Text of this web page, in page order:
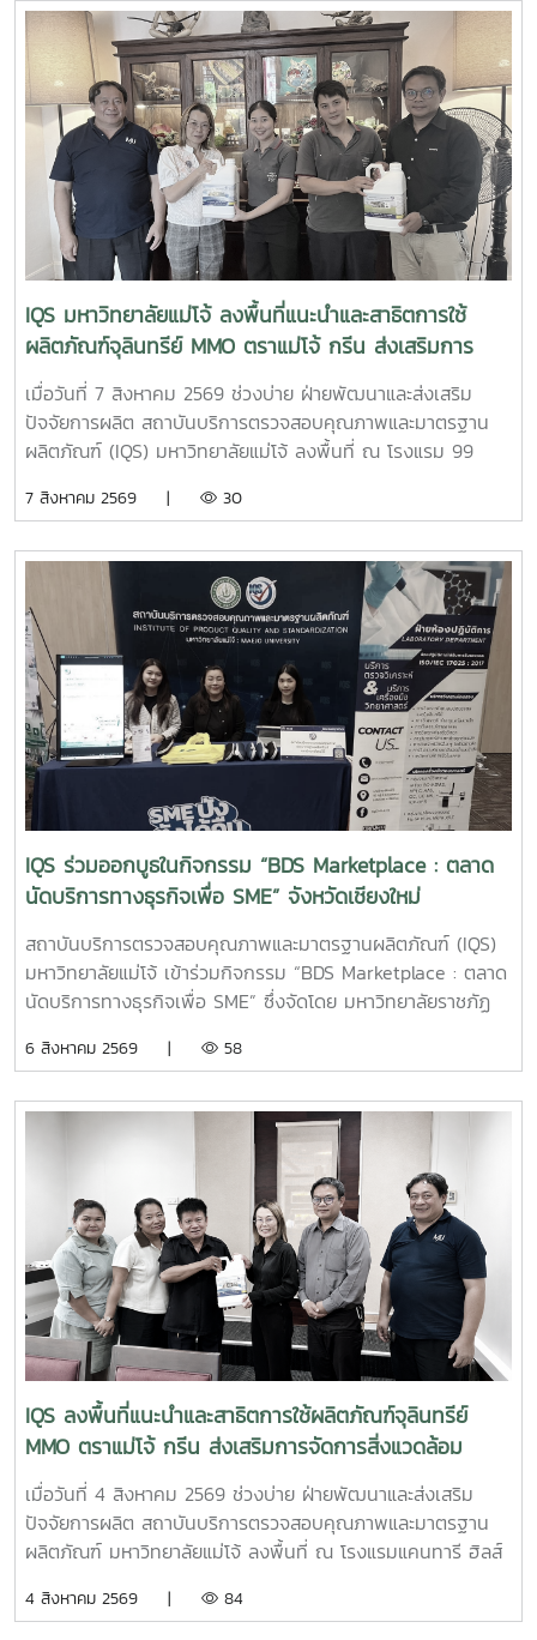
กล้องจุลทรรศน์อิเล็กตรอนแบบส่องกราด (Scanning Electron
Microscope: SEM) ณ ห้องปฏิบัติการของสถาบันฯการเข้า
ศึกษาเรียนรู้ครั้งนี้เป็นส่วนหนึ่งของการเรียนการสอน รายวิชา
10307319 ปฏิบัติการการวิเคราะห์ลักษณะเฉพาะของวัสดุ โดยมี
ผู้ช่วยศาสตราจารย์ ดร.สุภาพ ดาวทอง เป็นอาจารย์ผู้ประสาน
งานรายวิชา พร้อมนำนักศึกษาจำนวน 18 คน เข้าร่วมกิจกรรมผู้
เข้าร่วมได้เรียนรู้หลักการทำงานของเครื่อง SEM พร้อมรับฟังคำ
แนะนำและการสาธิต ตั้งแต่ การเตรียมตัวอย่าง ขั้นตอนการ
ทำงาน การใช้เครื่องมือ ตลอดจนการวิเคราะห์ภาพและผลจาก
เครื่อง SEM เพื่อเสริมสร้างความรู้และประสบการณ์ด้านการ
วิเคราะห์ลักษณะเฉพาะของวัสดุ และให้นักศึกษาสามารถนำความรู้
จากการปฏิบัติจริงไปประยุกต์ใช้ในการเรียนและการวิจัยด้าน
นวัตกรรมวัสดุต่อไป
IQS มหาวิทยาลัยแม่โจ้ ลงพื้นที่แนะนำและสาธิตการใช้
ผลิตภัณฑ์จุลินทรีย์ MMO ตราแม่โจ้ กรีน ส่งเสริมการ
จัดการสิ่งแวดล้อมสำหรับธุรกิจโรงแรม
เมื่อวันที่ 7 สิงหาคม 2569 ช่วงบ่าย ฝ่ายพัฒนาและส่งเสริม
ปัจจัยการผลิต สถาบันบริการตรวจสอบคุณภาพและมาตรฐาน
ผลิตภัณฑ์ (IQS) มหาวิทยาลัยแม่โจ้ ลงพื้นที่ ณ โรงแรม 99
ผลิตภัณฑ์ และสาธิตแนวทางการใช้ ผลิตภัณฑ์จุลินทรีย์ MMO
และดูแลพื้นที่ต่าง ๆ ภายในสถานประกอบการ เพื่อเพิ่ม
ประสิทธิภาพในการจัดการด้านสุขอนามัย ลดกลิ่นไม่พึงประสงค์
และสนับสนุนการดำเนินธุรกิจที่เป็นมิตรต่อสิ่งแวดล้อม การ
ลงพื้นที่ในครั้งนี้ นำโดย ผู้ช่วยศาสตราจารย์ ดร.ฉันทนา ซูแสวง
ทรัพย์ รองผู้อำนวยการฝ่ายวิจัยและนวัตกรรม และ นายพัฒน์ โก
จินอก หัวหน้าฝ่ายพัฒนาและส่งเสริมปัจจัยการผลิต พร้อมด้วย
บุคลากรในฝ่าย ได้แก่ นางสาววาสนา กาฬภักดี นักวิทยาศาสตร์
นายสหรัฐ ตั๋นก้อน เจ้าหน้าที่ขายจุลินทรีย์ และ นายนิวัช ออนศรี
ผู้ปฏิบัติงานเกษตร การให้คำแนะนำและสาธิตการใช้งานในครั้งนี้
มุ่งเน้นการถ่ายทอดองค์ความรู้เกี่ยวกับการใช้ผลิตภัณฑ์จุลินทรีย์
ให้เหมาะสมกับพื้นที่ใช้งานจริง พร้อมแลกเปลี่ยนข้อมูลและข้อ
เสนอแนะกับผู้ประกอบการ เพื่อให้สามารถนำผลิตภัณฑ์ไป
ประยุกต์ใช้ได้อย่างเกิดประสิทธิภาพสูงสุด และส่งเสริมการจัดการ
สิ่งแวดล้อมภายในธุรกิจโรงแรมอย่างยั่งยืน สถาบันบริการตรวจ
สอบคุณภาพและมาตรฐานผลิตภัณฑ์ มหาวิทยาลัยแม่โจ้ ยังคง
มุ่งมั่นในการพัฒนา ถ่ายทอดองค์ความรู้ และสนับสนุนการใช้
บริการแก่ภาคธุรกิจและสังคมอย่างต่อเนื่อง
7 สิงหาคม 2569 | 30
IQS ร่วมออกบูธในกิจกรรม “BDS Marketplace : ตลาด
นัดบริการทางธุรกิจเพื่อ SME” จังหวัดเชียงใหม่
สถาบันบริการตรวจสอบคุณภาพและมาตรฐานผลิตภัณฑ์ (IQS)
มหาวิทยาลัยแม่โจ้ เข้าร่วมกิจกรรม “BDS Marketplace : ตลาด
นัดบริการทางธุรกิจเพื่อ SME” ซึ่งจัดโดย มหาวิทยาลัยราชภัฏ
ข่ายผู้ให้บริการโครงการส่งเสริมผู้ประกอบการผ่านระบบ BDS
จังหวัดเชียงใหม่ เพื่อประชาสัมพันธ์บริการของหน่วยงาน และให้
คำปรึกษาแก่ผู้ประกอบการ SME ในพื้นที่จังหวัดเชียงใหม่และ
จังหวัดใกล้เคียง ฝ่ายบริหารและห้องปฏิบัติการ นำโดย รองผู้
อำนวยการฝ่ายบริหารและห้องปฏิบัติการ นางริมฤทัย พุทธวงค์
พร้อมด้วยบุคลากร ได้แก่ นางสาวสุปราณี แก้วเทียน นัก
วิทยาศาสตร์ นางสาวธนพร ดวงเดช นักวิทยาศาสตร์ นางสาว
ธนาพร สอนหล้าวงศ์ เจ้าหน้าที่บริการลูกค้า ภายในงาน IQS ได้
ร่วมออกบูธแนะนำบริการด้านการตรวจสอบคุณภาพและ
มาตรฐานผลิตภัณฑ์ พร้อมให้คำปรึกษาแก่ผู้ประกอบการเกี่ยวกับ
การพัฒนาผลิตภัณฑ์ การยกระดับมาตรฐานสินค้า และการใช้
บริการผ่านระบบ BDS เพื่อสนับสนุนการเพิ่มขีดความสามารถใน
การแข่งขันของผู้ประกอบการไทย รวมถึงสร้างเครือข่ายความ
ร่วมมือระหว่างหน่วยงานภาครัฐ สถาบันการศึกษา และภาคธุรกิจ
6 สิงหาคม 2569 | 58
IQS ลงพื้นที่แนะนำและสาธิตการใช้ผลิตภัณฑ์จุลินทรีย์
MMO ตราแม่โจ้ กรีน ส่งเสริมการจัดการสิ่งแวดล้อม
สำหรับธุรกิจโรงแรม
เมื่อวันที่ 4 สิงหาคม 2569 ช่วงบ่าย ฝ่ายพัฒนาและส่งเสริม
ปัจจัยการผลิต สถาบันบริการตรวจสอบคุณภาพและมาตรฐาน
ผลิตภัณฑ์ มหาวิทยาลัยแม่โจ้ ลงพื้นที่ ณ โรงแรมแคนทารี ฮิลส์
และสาธิตแนวทางการใช้งานผลิตภัณฑ์จุลินทรีย์ MMO ตราแม่โจ้
4 สิงหาคม 2569 | 84